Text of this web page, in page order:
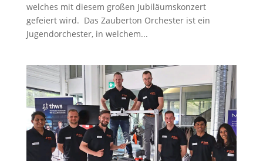
welches mit diesem großen Jubiläumskonzert
gefeiert wird. Das Zauberton Orchester ist ein
Jugendorchester, in welchem...